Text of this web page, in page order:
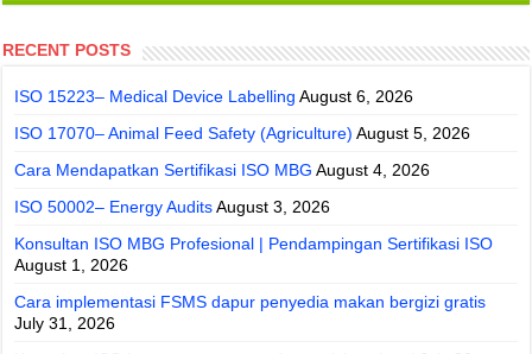
RECENT POSTS
ISO 15223– Medical Device Labelling August 6, 2026
ISO 17070– Animal Feed Safety (Agriculture) August 5, 2026
Cara Mendapatkan Sertifikasi ISO MBG August 4, 2026
ISO 50002– Energy Audits August 3, 2026
Konsultan ISO MBG Profesional | Pendampingan Sertifikasi ISO
August 1, 2026
Cara implementasi FSMS dapur penyedia makan bergizi gratis
July 31, 2026